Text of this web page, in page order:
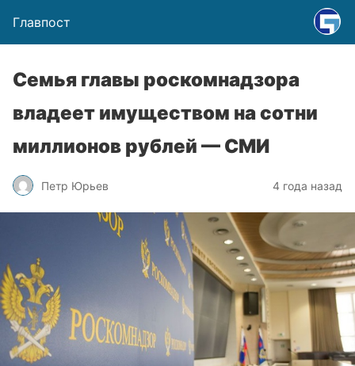
Главпост
Семья главы роскомнадзора
владеет имуществом на сотни
миллионов рублей — СМИ
Петр Юрьев 4 года назад